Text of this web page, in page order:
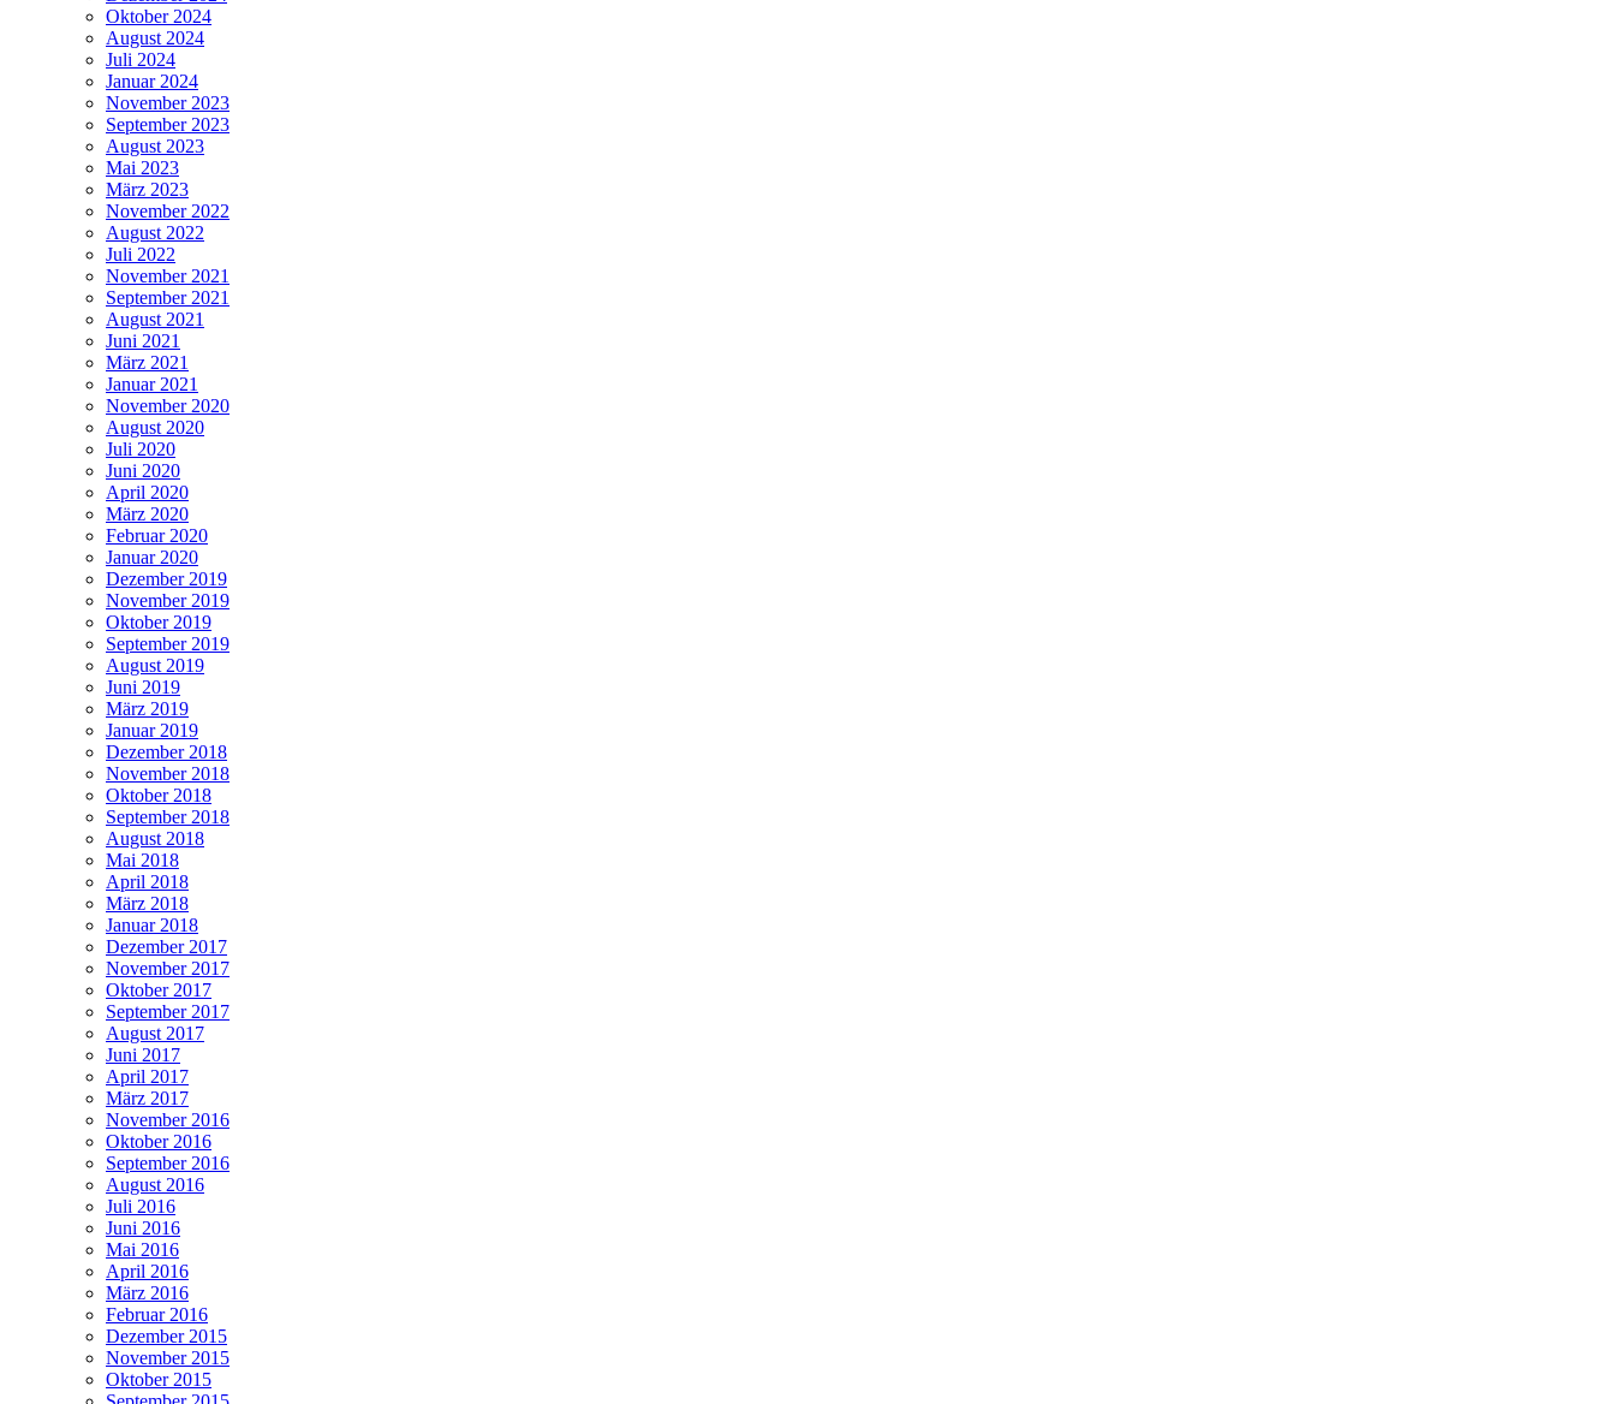
Oktober 2024
August 2024
Juli 2024
Januar 2024
November 2023
September 2023
August 2023
Mai 2023
März 2023
November 2022
August 2022
Juli 2022
November 2021
September 2021
August 2021
Juni 2021
März 2021
Januar 2021
November 2020
August 2020
Juli 2020
Juni 2020
April 2020
März 2020
Februar 2020
Januar 2020
Dezember 2019
November 2019
Oktober 2019
September 2019
August 2019
Juni 2019
März 2019
Januar 2019
Dezember 2018
November 2018
Oktober 2018
September 2018
August 2018
Mai 2018
April 2018
März 2018
Januar 2018
Dezember 2017
November 2017
Oktober 2017
September 2017
August 2017
Juni 2017
April 2017
März 2017
November 2016
Oktober 2016
September 2016
August 2016
Juli 2016
Juni 2016
Mai 2016
April 2016
März 2016
Februar 2016
Dezember 2015
November 2015
Oktober 2015